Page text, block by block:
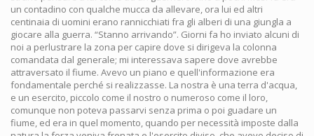
un contadino con qualche mucca da allevare, ora lui ed altri
centinaia di uomini erano rannicchiati fra gli alberi di una giungla a
giocare alla guerra. “Stanno arrivando”. Giorni fa ho inviato alcuni di
noi a perlustrare la zona per capire dove si dirigeva la colonna
comandata dal generale; mi interessava sapere dove avrebbe
attraversato il fiume. Avevo un piano e quell'informazione era
fondamentale perché si realizzasse. La nostra è una terra d'acqua,
e un esercito, piccolo come il nostro o numeroso come il loro,
comunque non poteva passarvi senza prima o poi guadare un
fiume, ed era in quel momento, quando per necessità imposte dalla